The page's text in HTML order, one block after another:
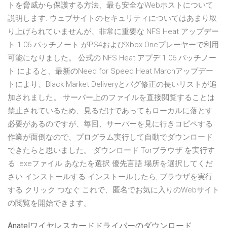
トを脅威から保護する方法、最も安全なWebホストについて
説明します. ウェブサイトのセキュリティについてはあまり取
り上げられていませんが、非常に重要な NFS Heat アップデー
ト 1.06 パッチノート がPS4およびXbox Oneプレーヤーで利用
可能になりました。 公式の NFS Heat アプデ 1.06 パッチノー
ト によると、最新のNeed for Speed Heat Marchアップデー
トにより、Black Market Deliveryとバグ修正の長いリストが追
加されました。 サーバー上のファイルを直接閲覧することは
禁止されているため、見るだけであってもローカルに落とす
必要があるのですが、毎回、サーバーを見に行きコピペする
作業が面倒なので、プログラム実行して自動でダウンロード
できたらと思いました。 ダウンロード Torブラウザ を実行す
る .exeファイル あなたを選択 優先言語 場所を選択してくだ
さい インストールする インストールしたら, ブラウザを実行
する クリック つなぐ これで、匿名でお気に入りのWebサイト
の閲覧を開始できます。
Anatelワイヤレスカードドライバーのダウンロード